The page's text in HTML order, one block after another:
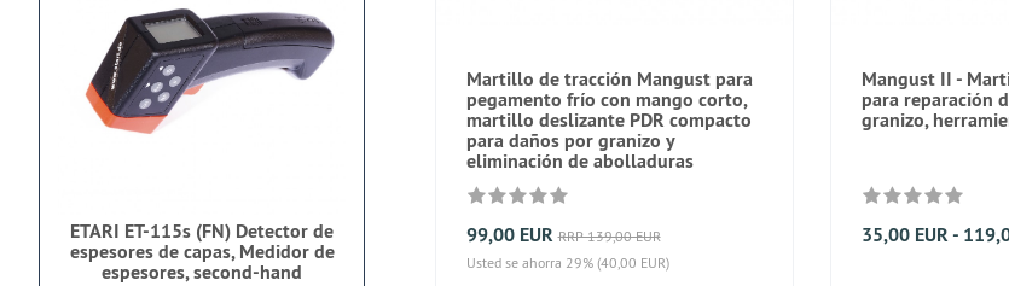
Martillo de tracción Mangust para
pegamento frío con mango corto,
martillo deslizante PDR compacto
para daños por granizo y
eliminación de abolladuras
99,00 EUR RRP 139,00 EUR
Usted se ahorra 29% (40,00 EUR)
Mangust II -
para reparación
granizo,
35,00 EUR -
ETARI ET-115s (FN) Detector de
espesores de capas, Medidor de
espesores, second-hand